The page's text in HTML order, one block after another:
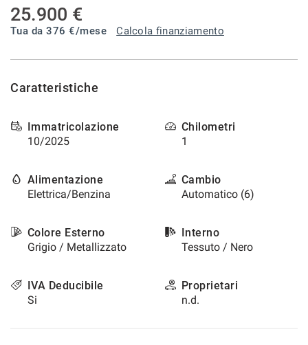
25.900 €
Tua da376 €/mese Calcola finanziamento
Caratteristiche
Immatricolazione
10/2025
Chilometri
1
Alimentazione
Elettrica/Benzina
Cambio
Automatico (6)
Colore Esterno
Grigio / Metallizzato
Interno
Tessuto / Nero
IVA Deducibile
Si
Proprietari
n.d.
seguito
descritte.
Per
maggiori
sull'utilità
sul
funzionamento
strumenti
di
tracciamento
rimanda
alla
cookie
Puoi
rivedere